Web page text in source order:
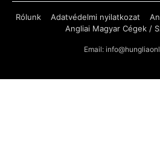
Rólunk Adatvédelmi nyilatkozat
Angliai Magyar Cégek /
Email: